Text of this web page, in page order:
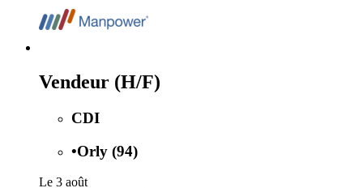
Vendeur (H/F)
CDI
•Orly (94)
Le 3 août